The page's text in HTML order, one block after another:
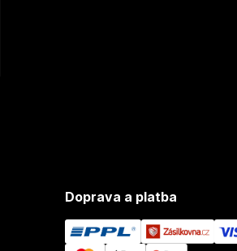
Doprava a platba